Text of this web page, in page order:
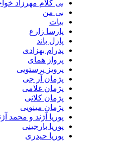
بی کلام مهرزاد خواجه امیری
پارسا زارع
پازل باند
پدرام بهزادی
پرواز همای
پرویز پرستویی
پژمان آر جی
پژمان غلامی
پژمان کلانی
پژمان مینویی
پوریا آژند و محمد آژند
پوریا بارجینی
پوریا حیدری